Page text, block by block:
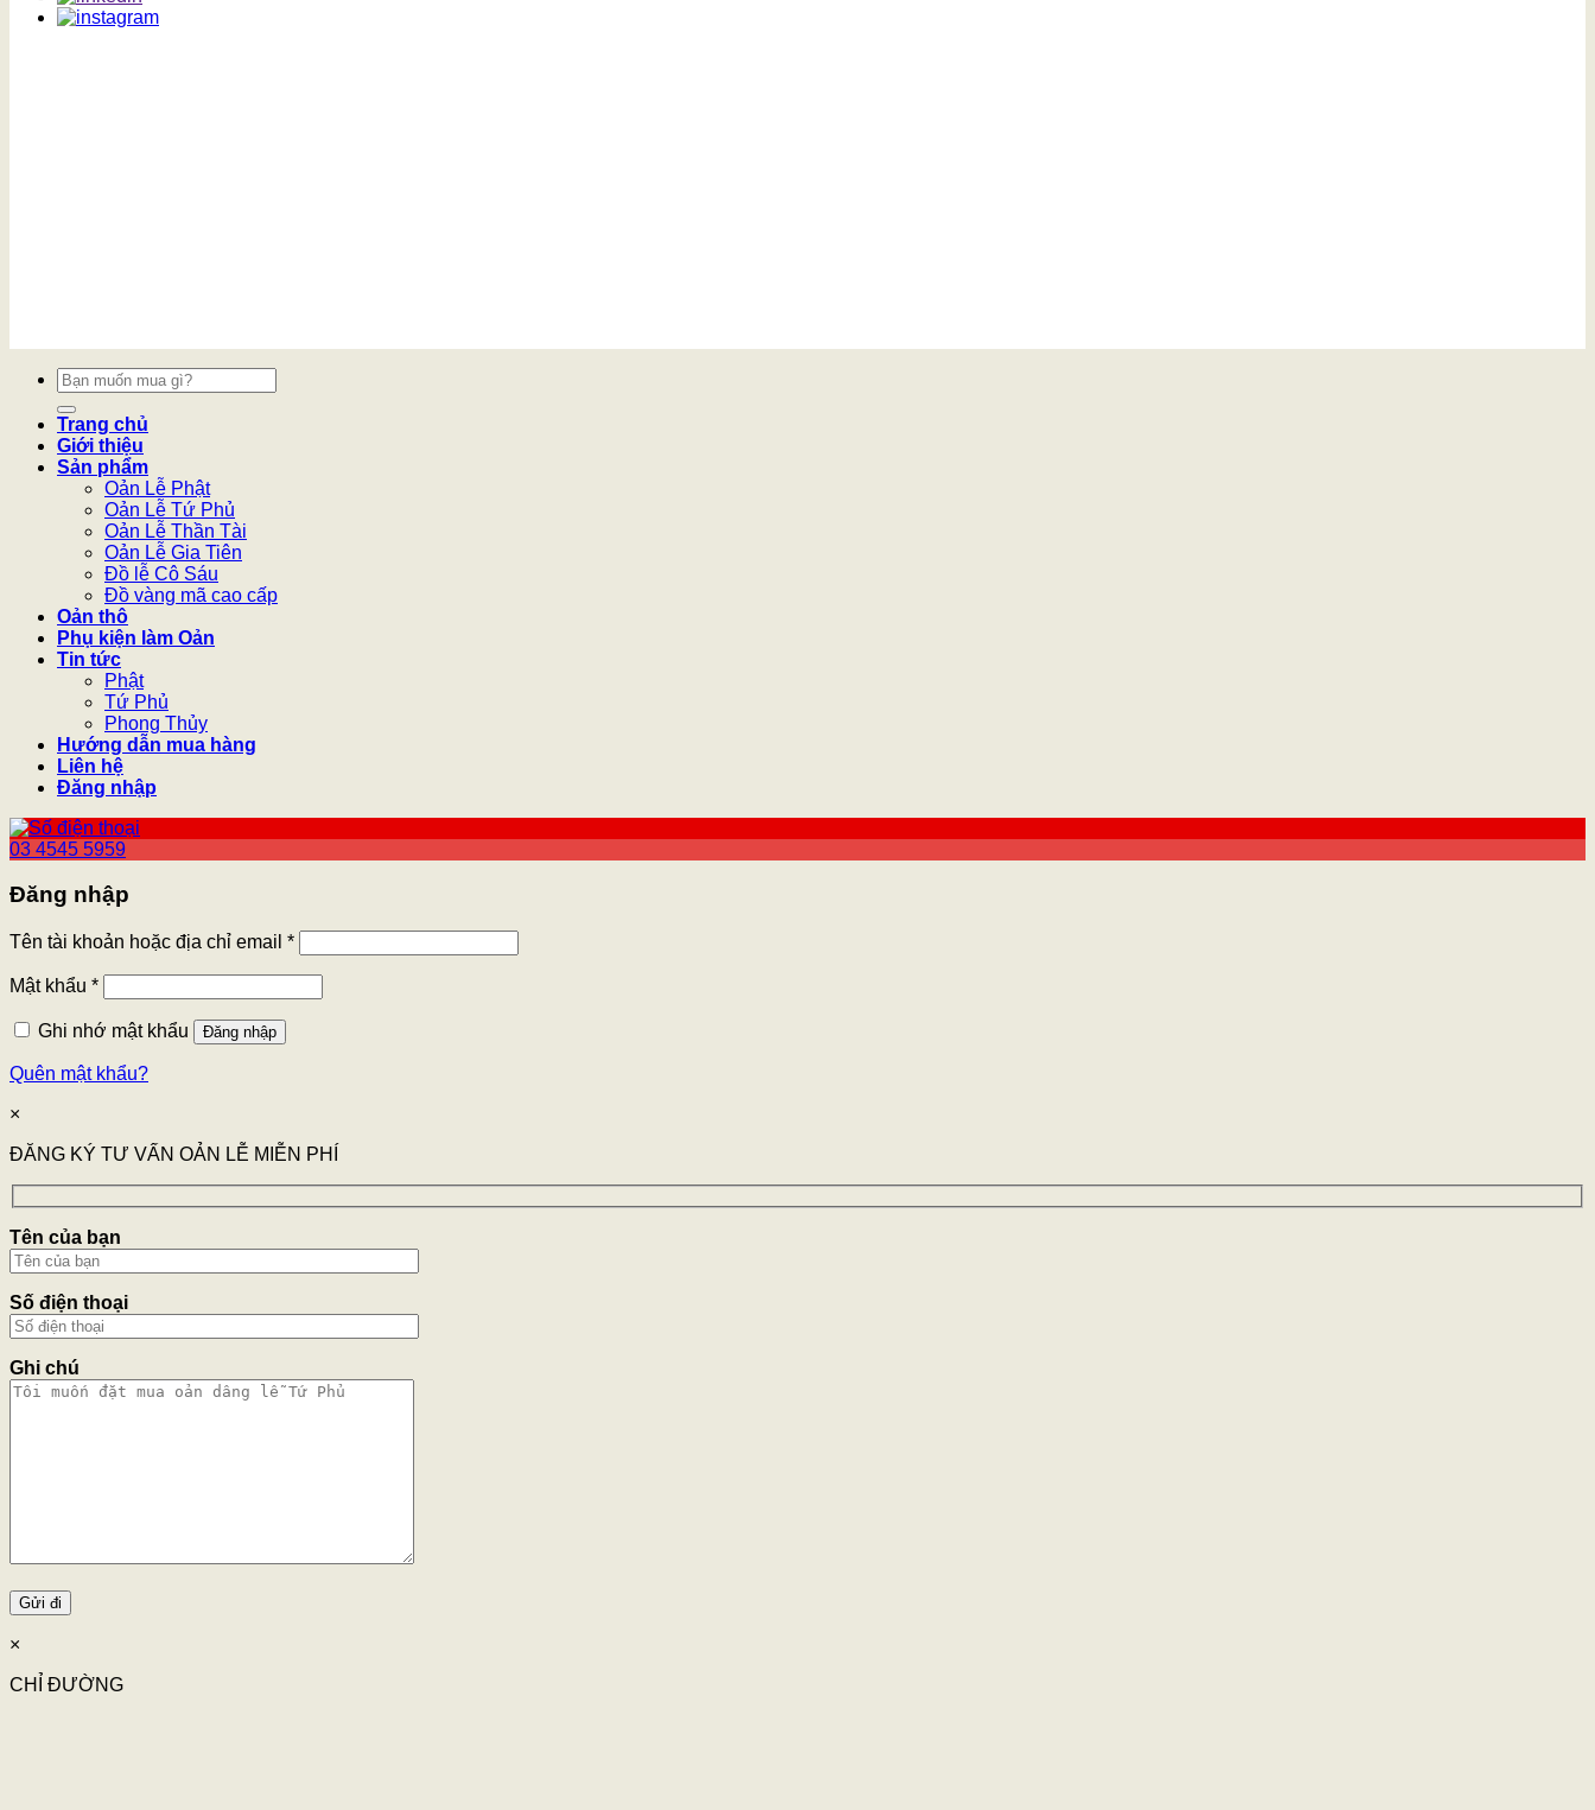
Tìm
kiếm:
Trang chủ
Giới thiệu
Sản phẩm
Oản Lễ Phật
Oản Lễ Tứ Phủ
Oản Lễ Thần Tài
Oản Lễ Gia Tiên
Đồ lễ Cô Sáu
Đồ vàng mã cao cấp
Oản thô
Phụ kiện làm Oản
Tin tức
Phật
Tứ Phủ
Phong Thủy
Hướng dẫn mua hàng
Liên hệ
Đăng nhập
03 4545 5959
Đăng nhập
Tên tài khoản hoặc địa chỉ email *
Mật khẩu *
Ghi nhớ mật khẩu Đăng nhập
Quên mật khẩu?
×
ĐĂNG KÝ TƯ VẤN OẢN LỄ MIỄN PHÍ
Tên của bạn
Số điện thoại
Ghi chú
×
CHỈ ĐƯỜNG